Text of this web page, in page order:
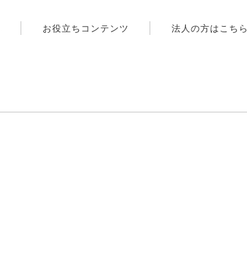
お役立ちコンテンツ 法人の方はこちら